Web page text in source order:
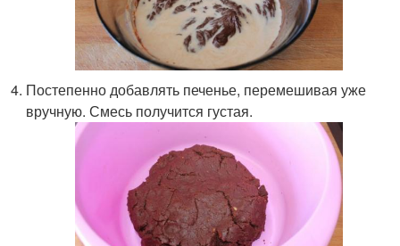
Постепенно добавлять печенье, перемешивая уже
вручную. Смесь получится густая.